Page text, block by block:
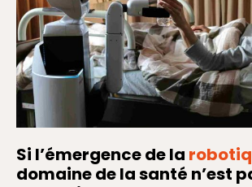
Si l’émergence de la
domaine de la santé n’est